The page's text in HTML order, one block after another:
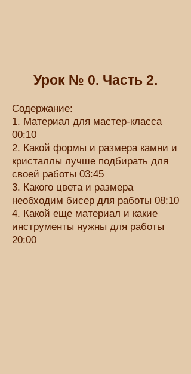
Урок № 0. Часть 2.
Содержание:
1. Материал для мастер-класса
00:10
2. Какой формы и размера камни и
кристаллы лучше подбирать для
своей работы 03:45
3. Какого цвета и размера
необходим бисер для работы 08:10
4. Какой еще материал и какие
инструменты нужны для работы
20:00